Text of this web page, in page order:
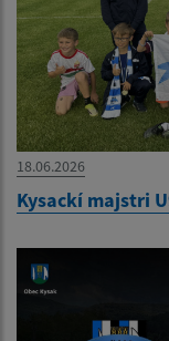
18.06.2026
Kysackí majstri